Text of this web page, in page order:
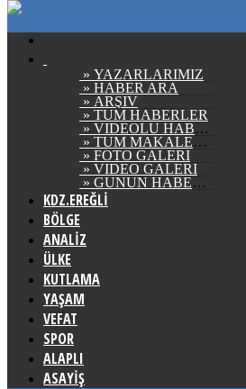
» YAZARLARIMIZ
» HABER ARA
» ARŞİV
» TÜM HABERLER
» VİDEOLU HABERLER
» TÜM MAKALELER
» FOTO GALERİ
» VİDEO GALERİ
» GÜNÜN HABERLERİ
KDZ.EREĞLİ
BÖLGE
ANALİZ
ÜLKE
KUTLAMA
YAŞAM
VEFAT
SPOR
ALAPLI
ASAYİŞ